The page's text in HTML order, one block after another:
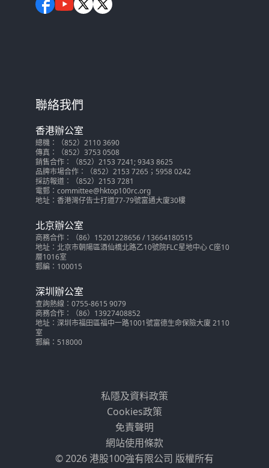
聯絡我們
香港辦公室
總機：（852）2110 3690
傳真：（852）3753 0508
銷售合作：（852）2153 7241; 9343 8625
品牌市場合作：（852）2153 7265；5958 0242
採訪報道：（852）2153 7281
電郵：committee@hktop100rc.org
地址：香港灣仔告士打道77-79號富通大廈30樓
北京辦公室
商務合作：（86）15201228656 / 13664180515
地址：北京市朝陽區酒仙橋北路乙10號院FLC星地中心 C座10
層1016室
郵編：100015
深圳辦公室
查詢熱線：0755-8615 9079
商務合作：（86）13927408852
地址：深圳市福田區福中一路1001號富德生命保險大廈 2110
室
郵編：518000
私隱及資料政策
Cookies政策
免責聲明
網站使用條款
© 2026 港股100強有限公司 版權所有